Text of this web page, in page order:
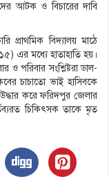
আটক ও বিচারের দাবি
প্রাথমিক বিদ্যালয় মাঠে
এর মধ্যে হাতাহাতি হয়।
পরিবার সংশ্লিষ্টরা ডাল-
চাচাতো ভাই হাসিবকে
করে ফরিদপুর জেলার
চিকিৎসক তাকে মৃত